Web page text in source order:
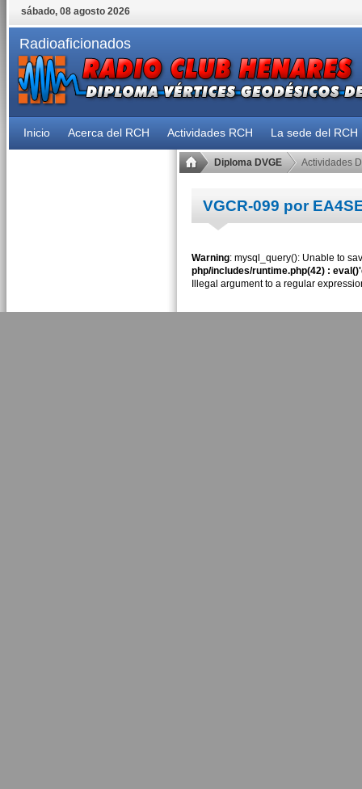
sábado, 08 agosto 2026
Radioaficionados
Inicio Acerca del RCH Actividades RCH La sede del RCH
Diploma DVGE Actividades
VGCR-099 por
Warning: mysql_query(): Unable to
php/includes/runtime.php(42) :
Illegal argument to a regular